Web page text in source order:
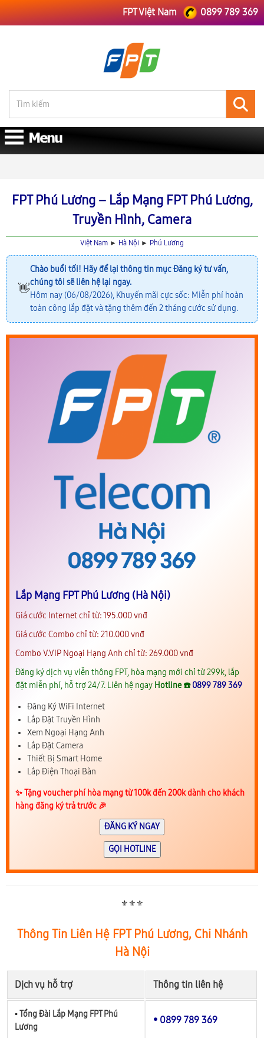
FPT Việt Nam 0899 789 369
FPT Phú Lương – Lắp Mạng FPT Phú Lương,
Truyền Hình, Camera
Việt Nam ► Hà Nội ► Phú Lương
👋
Chào buổi tối! Hãy để lại thông tin mụcĐăng ký tư vấn,
chúng tôi sẽ liên hệ lại ngay.
Hôm nay (06/08/2026), Khuyến mãi cực sốc: Miễn phí hoàn
toàn công lắp đặt và tặng thêm đến 2 tháng cước sử dụng.
Lắp Mạng FPT Phú Lương (Hà Nội)
Giá cước Internet chỉ từ: 195.000 vnđ
Giá cước Combo chỉ từ: 210.000 vnđ
Combo V.VIP Ngoại Hạng Anh chỉ từ: 269.000 vnđ
Đăng ký dịch vụ viễn thông FPT, hòa mạng mới chỉ từ 299k, lắp
đặt miễn phí, hỗ trợ 24/7. Liên hệ ngay Hotline ☎️0899 789 369
Đăng Ký WiFi Internet
Lắp Đặt Truyền Hình
Xem Ngoại Hạng Anh
Lắp Đặt Camera
Thiết Bị Smart Home
Lắp Điện Thoại Bàn
✨️ Tặng voucher phí hòa mạng từ 100k đến 200k dành cho khách
hàng đăng ký trả trước 🎉
ĐĂNG KÝ NGAY
GỌI HOTLINE
⚜️⚜️⚜️
Thông Tin Liên Hệ FPT Phú Lương, Chi Nhánh
Hà Nội
Dịch vụ hỗ trợ Thông tin liên hệ
▪︎ Tổng Đài Lắp Mạng FPT Phú
Lương
• 0899 789 369